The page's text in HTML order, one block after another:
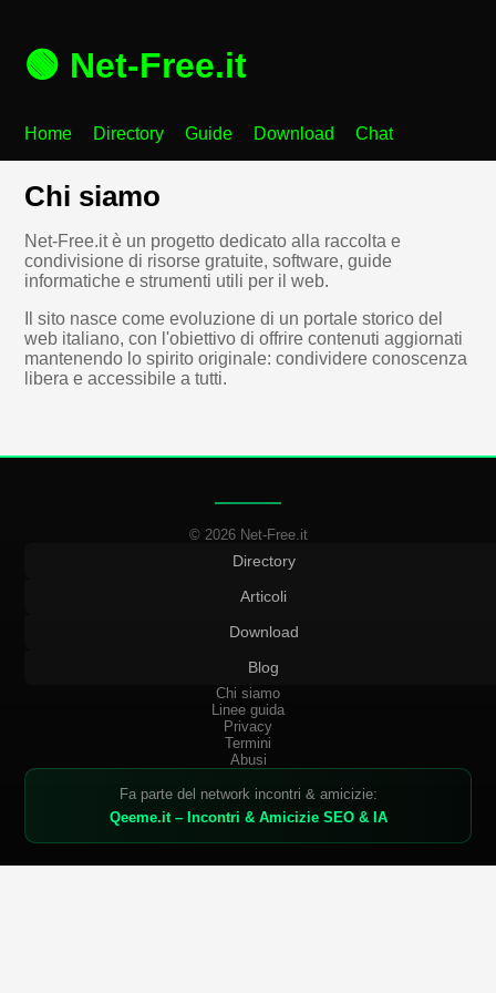
🟢 Net-Free.it
Home Directory Guide Download Chat
Chi siamo
Net-Free.it è un progetto dedicato alla raccolta e
condivisione di risorse gratuite, software, guide
informatiche e strumenti utili per il web.
Il sito nasce come evoluzione di un portale storico del
web italiano, con l'obiettivo di offrire contenuti aggiornati
mantenendo lo spirito originale: condividere conoscenza
libera e accessibile a tutti.
© 2026 Net-Free.it
Directory
Articoli
Download
Blog
Chi siamo
Linee guida
Privacy
Termini
Abusi
Fa parte del network incontri & amicizie:
Qeeme.it – Incontri & Amicizie SEO & IA